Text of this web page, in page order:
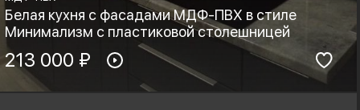
Белая кухня с фасадами МДФ-ПВХ в стиле
Минимализм с пластиковой столешницей
Материал фасадов:
МДФ-ПВХ
Материал столешницы:
HPL+основа
213 000 ₽